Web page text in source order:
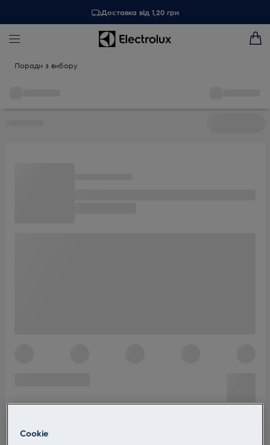
Доставка від 1,20 грн
Поради з вибору
Cookie